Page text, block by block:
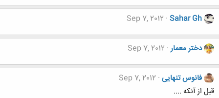
Sahar Gh
Sep 7, 2012
دختر معمار Sep 7, 2012
فانوس تنهایی Sep 7, 2012
قبل از آنکه ....